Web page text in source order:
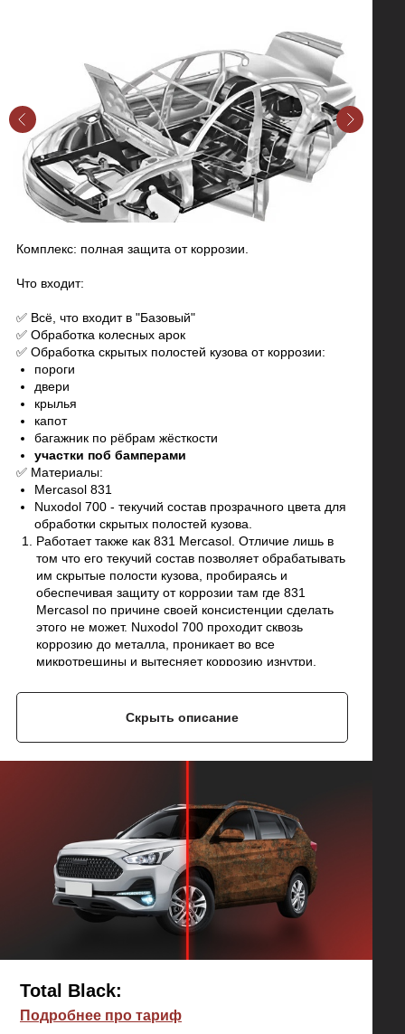
Комплекс: полная защита от коррозии.
Что входит:
✅ Всё, что входит в "Базовый"
✅ Обработка колесных арок
✅ Обработка скрытых полостей кузова от коррозии:
пороги
двери
крылья
капот
багажник по рёбрам жёсткости
участки поб бамперами
✅ Материалы:
Mercasol 831
Nuxodol 700 - текучий состав прозрачного цвета для
обработки скрытых полостей кузова.
Работает также как 831 Mercasol. Отличие лишь в
том что его текучий состав позволяет обрабатывать
им скрытые полости кузова, пробираясь и
обеспечивая защиту от коррозии там где 831
Mercasol по причине своей консистенции сделать
этого не может. Nuxodol 700 проходит сквозь
коррозию до металла, проникает во все
микротрещины и вытесняет коррозию изнутри,
Если коррозии нет, то материал благодаря высокой
адгезии образует непроницаемую эластичную
ржавчины.
Материал зимой не трескается, летом не течет.
Если по мимо днища и колесных арок вам нужна
еще и защита кузова от коррозии (пороги, двери,
крылья, капот, багажник по рёбрам жёсткости), то
Nuxodol 700 - это то, что вам нужно.
Скрыть описание
Подробнее про тариф
Total Black: